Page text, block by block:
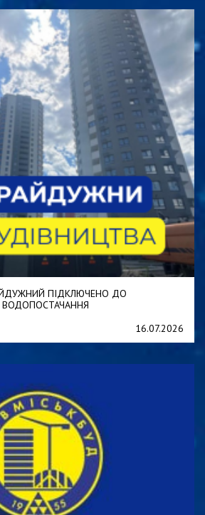
ПІДКЛЮЧЕНО ДО
ВОДОПОСТАЧАННЯ
16.07.2026